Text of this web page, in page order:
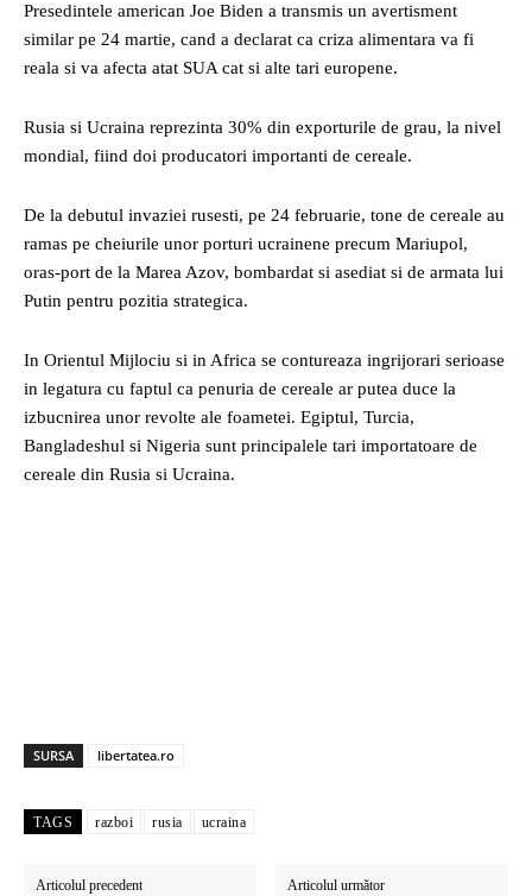
Presedintele american Joe Biden a transmis un avertisment
similar pe 24 martie, cand a declarat ca criza alimentara va fi
reala si va afecta atat SUA cat si alte tari europene.
Rusia si Ucraina reprezinta 30% din exporturile de grau, la nivel
mondial, fiind doi producatori importanti de cereale.
De la debutul invaziei rusesti, pe 24 februarie, tone de cereale au
ramas pe cheiurile unor porturi ucrainene precum Mariupol,
oras-port de la Marea Azov, bombardat si asediat si de armata lui
Putin pentru pozitia strategica.
In Orientul Mijlociu si in Africa se contureaza ingrijorari serioase
in legatura cu faptul ca penuria de cereale ar putea duce la
izbucnirea unor revolte ale foametei. Egiptul, Turcia,
Bangladeshul si Nigeria sunt principalele tari importatoare de
cereale din Rusia si Ucraina.
SURSA libertatea.ro
TAGS razboi rusia ucraina
Articolul precedent Articolul următor